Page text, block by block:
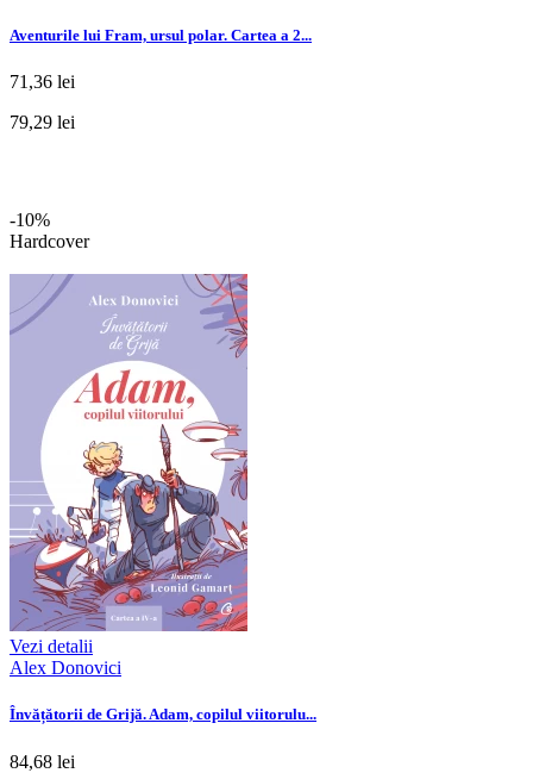
Aventurile lui Fram, ursul polar. Cartea a 2...
71,36 lei
79,29 lei
-10%
Hardcover
Vezi detalii
Alex Donovici
Învățătorii de Grijă. Adam, copilul viitorulu...
84,68 lei